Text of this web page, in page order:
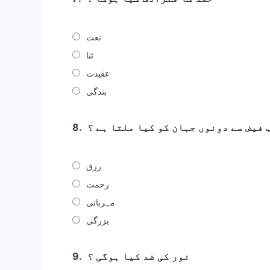
نعت
ثنا
عقیدت
بندگی
8. فیض سے دونوں جہان کو کیا ملتا ہے ؟
رزق
رحمت
مہربانی
بزرگی
9. نور کی ضد کیا ہوگی ؟